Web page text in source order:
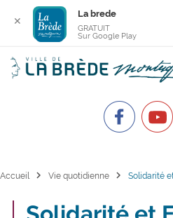
Accueil chevron_right Vie quotidienne chevron_right Solidarité
✕
La brede
GRATUIT
Sur Google Play